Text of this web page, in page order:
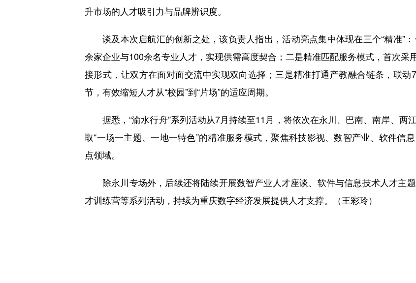
升市场的人才吸引力与品牌辨识度。
谈及本次启航汇的创新之处，该负责人指出，活动亮点集中体现在三个“精准”
余家企业与100余名专业人才，实现供需高度契合；二是精准匹配服务模式，首次采
接形式，让双方在面对面交流中实现双向选择；三是精准打通产教融合链条，联动
节，有效缩短人才从“校园”到“片场”的适应周期。
据悉，“渝水行舟”系列活动从7月持续至11月，将依次在永川、巴南、南岸、两
取“一场一主题、一地一特色”的精准服务模式，聚焦科技影视、数智产业、软件信
点领域。
除永川专场外，后续还将陆续开展数智产业人才座谈、软件与信息技术人才主
才训练营等系列活动，持续为重庆数字经济发展提供人才支撑。（王彩玲）